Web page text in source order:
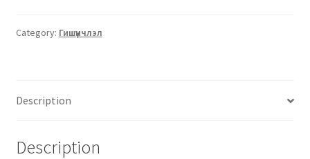
Category: Гишүүнчлэл
Description
Description